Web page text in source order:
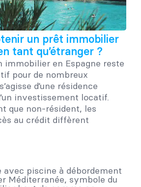
un prêt immobilier
tant qu’étranger ?
immobilier en Espagne reste
pour de nombreux
d’une résidence
investissement locatif.
que non-résident, les
au crédit diffèrent